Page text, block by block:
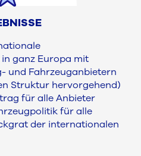
ganz Europa mit
und Fahrzeuganbietern
Struktur hervorgehend)
für alle Anbieter
für alle
der internationalen